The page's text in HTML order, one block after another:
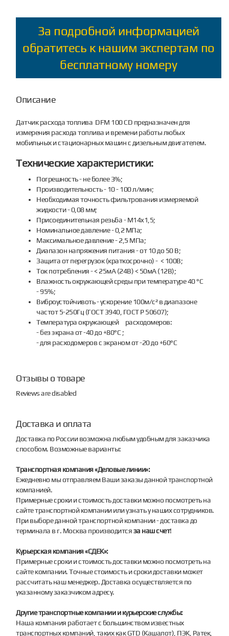
За подробной информацией
обратитесь к нашим экспертам по
бесплатному номеру
Описание
Датчик расхода топлива DFM 100 CD предназначен для
измерения расхода топлива и времени работы любых
мобильных и стационарных машин с дизельным двигателем.
Технические характеристики:
Погрешность - не более 3%;
Производительность - 10 - 100 л/мин;
Необходимая точность фильтрования измеряемой
жидкости - 0,08 мм;
Присоединительная резьба - M14x1,5;
Номинальное давление - 0,2 МПа;
Максимальное давление - 2,5 МПа;
Диапазон напряжения питания - от 10 до 50 В;
Защита от перегрузок (краткосрочно) - < 100В;
Ток потребления - < 25мА (24В) < 50мА (12В);
Влажность окружающей среды при температуре 40 °С
- 95%;
Виброустойчивоть - ускорение 100м/с² в диапазоне
частот 5-250Гц (ГОСТ 3940, ГОСТ Р 50607);
Температура окружающей расходомеров:
- без экрана от -40 до +80°С ;
- для расходомеров с экраном от -20 до +60°С
Отзывы о товаре
Reviews are disabled
Доставка и оплата
Доставка по России возможна любым удобным для заказчика
способом. Возможные варианты:
Транспортная компания «Деловые линии»:
Ежедневно мы отправляем Ваши заказы данной транспортной
компанией.
Примерные сроки и стоимость доставки можно посмотреть на
сайте транспортной компании или узнать у наших сотрудников.
При выборе данной транспортной компании - доставка до
терминала в г. Москва производитсяза наш счет!
Курьерская компания «СДЕК»:
Примерные сроки и стоимость доставки можно посмотреть на
сайте компании. Точные стоимость и сроки доставки может
рассчитать наш менеджер. Доставка осуществляется по
указанному заказчиком адресу.
Другие транспортные компании и курьерские службы:
Наша компания работает с большинством известных
транспортных компаний, таких как GTD (Кашалот), ПЭК, Ратек,